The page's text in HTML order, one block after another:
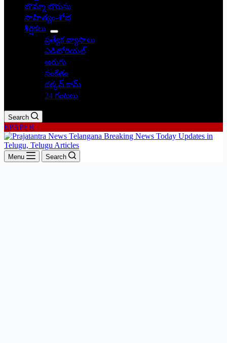
బొమ్మా బొరుసు
సాహిత్యం-శోభ
శీర్షికలు
ప్రత్యేక వ్యాసాలు
ఎడిటోరియల్
అరుగు
సంకేతం
దక్కన్.కామ్
24 గంటలు
Search
EPAPER
Menu Search